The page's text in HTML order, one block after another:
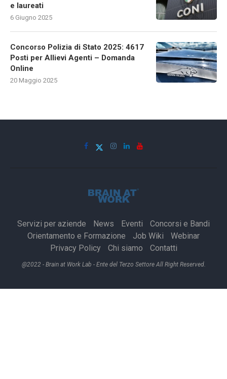
e laureati
6 Giugno 2025
Concorso Polizia di Stato 2025: 4617
Posti per Allievi Agenti – Domanda
Online
20 Maggio 2025
Servizi per aziende News Eventi
Concorsi e Bandi
Orientamento e Formazione
Job Wiki
Webinar
Privacy Policy
Chi siamo Contatti
@2022 - Brain at Work Lab - Ente del Terzo Settore All Right Reserved.